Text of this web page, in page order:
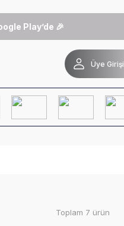
Play’de 🎉
Üye Girişi
Toplam 7 ürün